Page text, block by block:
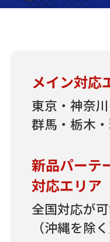
メイン対応
東京・神奈
群馬・栃木
新品パーテ
対応エリア
全国対応が
（沖縄を除く